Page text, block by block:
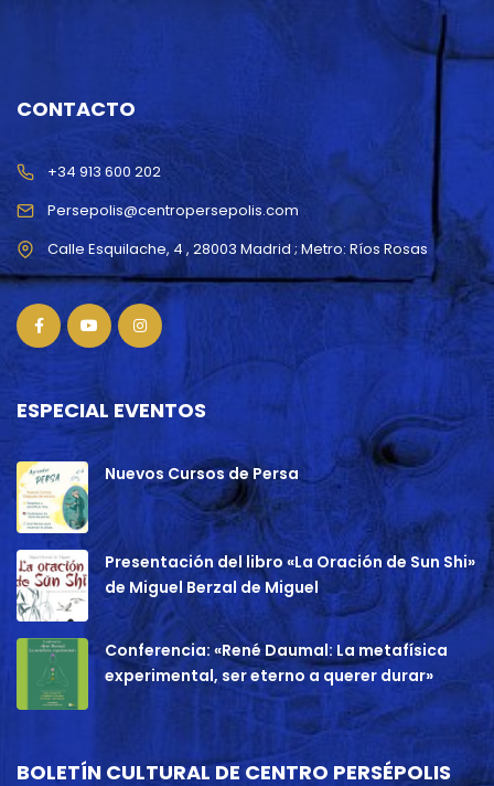
CONTACTO
Persepolis@centropersepolis.com
+34 913 600 202
ESPECIAL EVENTOS
Nuevos Cursos de Persa
Presentación del libro «La Oración de Sun Shi»
de Miguel Berzal de Miguel
Conferencia: «René Daumal: La metafísica
experimental, ser eterno a querer durar»
BOLETÍN CULTURAL DE CENTRO PERSÉPOLIS